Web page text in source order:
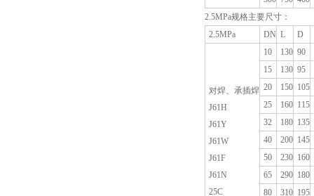
2.5MPa规格主要尺寸：
2.5MPa
DN L D
对焊、承插焊
J61H
J61Y
J61W
J61F
J61N
25C
10 130 90
15
130 95
20
150 105
25
160 115
32
180 135
40
200 145
50
230 160
65
290 180
80
310 195